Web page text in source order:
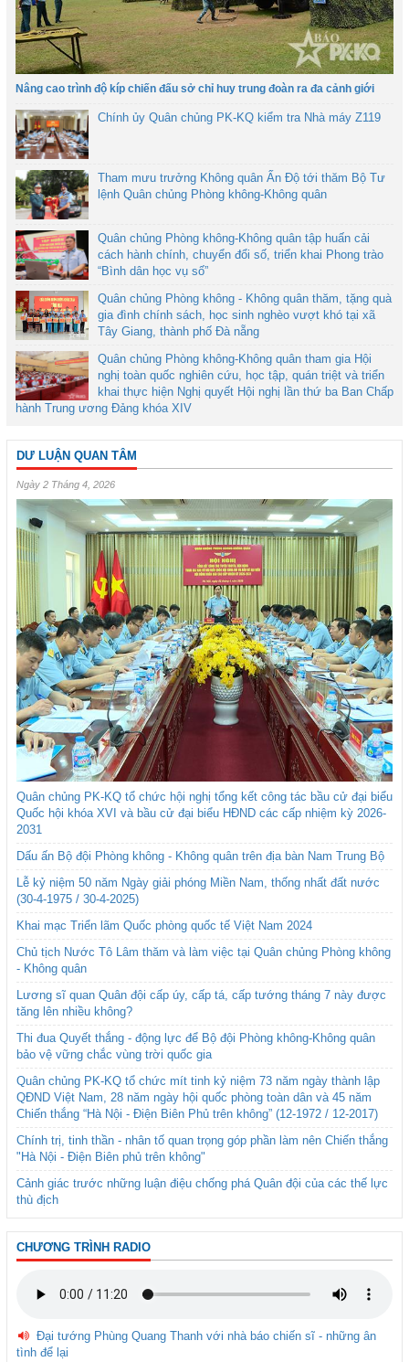
Nâng cao trình độ kíp chiến đấu sở chỉ huy trung đoàn ra đa cảnh giới
Chính ủy Quân chủng PK-KQ kiểm tra Nhà máy Z119
Tham mưu trưởng Không quân Ấn Độ tới thăm Bộ Tư
lệnh Quân chủng Phòng không-Không quân
Quân chủng Phòng không-Không quân tập huấn cải
cách hành chính, chuyển đổi số, triển khai Phong trào
“Bình dân học vụ số”
Quân chủng Phòng không - Không quân thăm, tặng quà
gia đình chính sách, học sinh nghèo vượt khó tại xã
Tây Giang, thành phố Đà nẵng
Quân chủng Phòng không-Không quân tham gia Hội
nghị toàn quốc nghiên cứu, học tập, quán triệt và triển
khai thực hiện Nghị quyết Hội nghị lần thứ ba Ban Chấp
hành Trung ương Đảng khóa XIV
DƯ LUẬN QUAN TÂM
Ngày 2 Tháng 4, 2026
Quân chủng PK-KQ tổ chức hội nghị tổng kết công tác bầu cử đại biểu
Quốc hội khóa XVI và bầu cử đại biểu HĐND các cấp nhiệm kỳ 2026-
2031
Dấu ấn Bộ đội Phòng không - Không quân trên địa bàn Nam Trung Bộ
Lễ kỷ niệm 50 năm Ngày giải phóng Miền Nam, thống nhất đất nước
(30-4-1975 / 30-4-2025)
Khai mạc Triển lãm Quốc phòng quốc tế Việt Nam 2024
Chủ tịch Nước Tô Lâm thăm và làm việc tại Quân chủng Phòng không
- Không quân
Lương sĩ quan Quân đội cấp úy, cấp tá, cấp tướng tháng 7 này được
tăng lên nhiều không?
Thi đua Quyết thắng - động lực để Bộ đội Phòng không-Không quân
bảo vệ vững chắc vùng trời quốc gia
Quân chủng PK-KQ tổ chức mít tinh kỷ niệm 73 năm ngày thành lập
QĐND Việt Nam, 28 năm ngày hội quốc phòng toàn dân và 45 năm
Chiến thắng “Hà Nội - Điện Biên Phủ trên không” (12-1972 / 12-2017)
Chính trị, tinh thần - nhân tố quan trọng góp phần làm nên Chiến thắng
"Hà Nội - Điện Biên phủ trên không"
Cảnh giác trước những luận điệu chống phá Quân đội của các thế lực
thù địch
CHƯƠNG TRÌNH RADIO
Đại tướng Phùng Quang Thanh với nhà báo chiến sĩ - những ân
tình để lại